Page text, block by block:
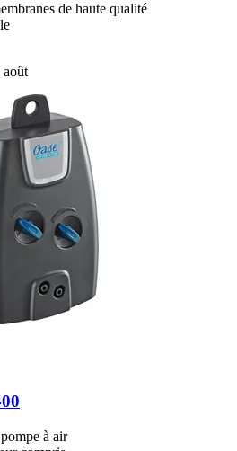
de haute qualité
à air